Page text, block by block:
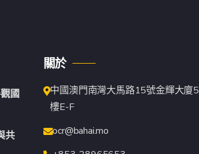
國
共
關於
中國澳門南灣大馬路15號金輝大廈5
樓E-F
ocr@bahai.mo